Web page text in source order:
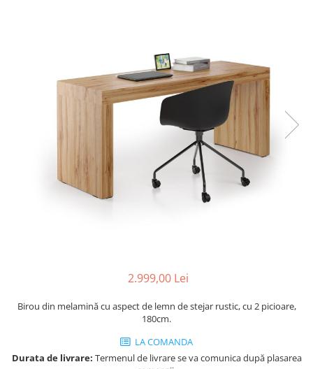
Fotolii dormitor
Console extensibile
Covoare dining
Cuiere
Console hol
2.999,00 Lei
Birou din melamină cu aspect de lemn de stejar rustic, cu 2 picioare,
180cm.
LA COMANDA
Durata de livrare: Termenul de livrare se va comunica după plasarea